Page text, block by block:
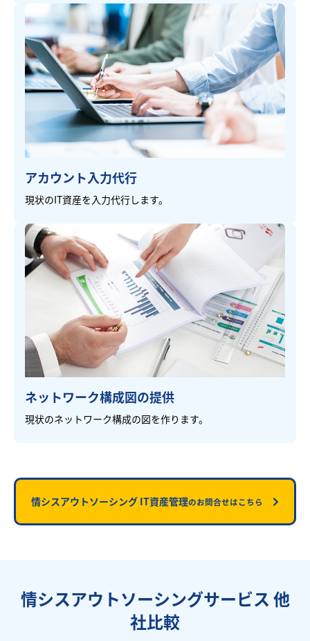
アカウント入力代行
現状のIT資産を入力代行します。
ネットワーク構成図の提供
現状のネットワーク構成の図を作ります。
情シスアウトソーシング IT資産管理のお問合せはこちら
情シスアウトソーシングサービス 他
社比較